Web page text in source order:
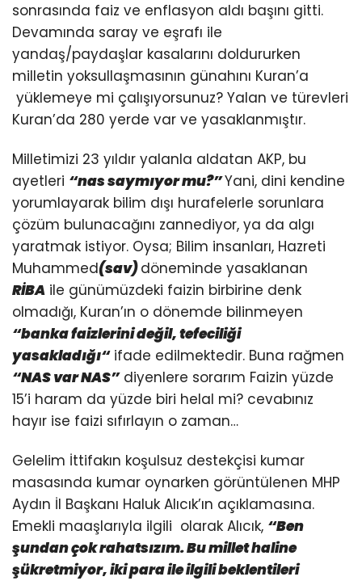
sonrasında faiz ve enflasyon aldı başını gitti.
Devamında saray ve eşrafı ile
yandaş/paydaşlar kasalarını doldururken
milletin yoksullaşmasının günahını Kuran’a
yüklemeye mi çalışıyorsunuz? Yalan ve türevleri
Kuran’da 280 yerde var ve yasaklanmıştır.
Milletimizi 23 yıldır yalanla aldatan AKP, bu
ayetleri “nas saymıyor mu?”Yani, dini kendine
yorumlayarak bilim dışı hurafelerle sorunlara
çözüm bulunacağını zannediyor, ya da algı
yaratmak istiyor. Oysa; Bilim insanları, Hazreti
Muhammed(sav)döneminde yasaklanan
RİBA ile günümüzdeki faizin birbirine denk
olmadığı, Kuran’ın o dönemde bilinmeyen
“banka faizlerini değil, tefeciliği
yasakladığı“ifade edilmektedir. Buna rağmen
“NAS var NAS”diyenlere sorarım Faizin yüzde
15’i haram da yüzde biri helal mi? cevabınız
hayır ise faizi sıfırlayın o zaman…
Gelelim İttifakın koşulsuz destekçisi kumar
masasında kumar oynarken görüntülenen MHP
Aydın İl Başkanı Haluk Alıcık’ın açıklamasına.
Emekli maaşlarıyla ilgili olarak Alıcık, “Ben
şundan çok rahatsızım. Bu millet haline
şükretmiyor, iki para ile ilgili beklentileri